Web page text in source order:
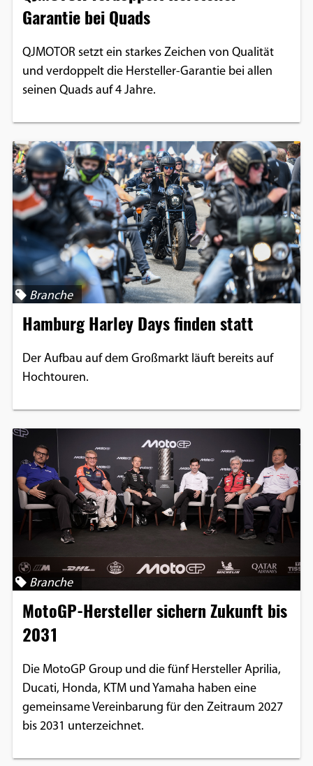
Garantie bei Quads
QJMOTOR setzt ein starkes Zeichen von Qualität
und verdoppelt die Hersteller-Garantie bei allen
seinen Quads auf 4 Jahre.
Branche
Hamburg Harley Days finden statt
Der Aufbau auf dem Großmarkt läuft bereits auf
Hochtouren.
Branche
MotoGP-Hersteller sichern Zukunft bis
2031
Die MotoGP Group und die fünf Hersteller Aprilia,
Ducati, Honda, KTM und Yamaha haben eine
gemeinsame Vereinbarung für den Zeitraum 2027
bis 2031 unterzeichnet.